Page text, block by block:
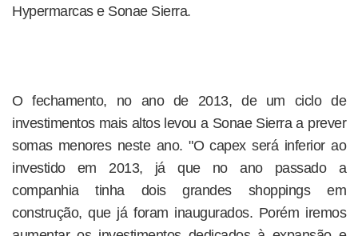
Hypermarcas e Sonae Sierra.
O fechamento, no ano de 2013, de um ciclo de
investimentos mais altos levou a Sonae Sierra a prever
somas menores neste ano. "O capex será inferior ao
investido em 2013, já que no ano passado a
companhia tinha dois grandes shoppings em
construção, que já foram inaugurados. Porém iremos